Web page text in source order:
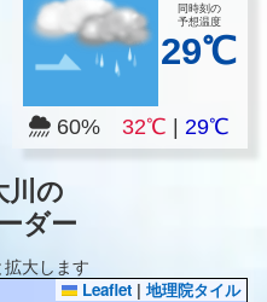
同時刻の
予想温度
29℃
60% 32℃ |29℃
川の
ダー
拡大します
Leaflet | 地理院タイル